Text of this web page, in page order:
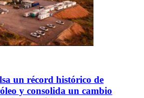
un récord histórico de
y consolida un cambio